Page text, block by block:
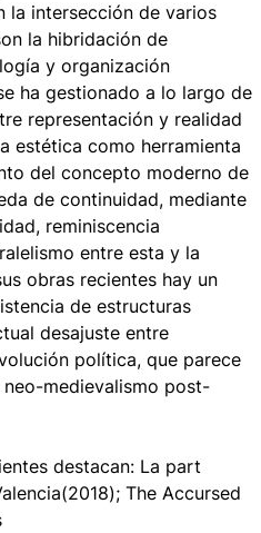
la intersección de varios
la hibridación de
y organización
ha gestionado a lo largo de
representación y realidad
estética como herramienta
del concepto moderno de
de continuidad, mediante
reminiscencia
entre esta y la
obras recientes hay un
de estructuras
desajuste entre
política, que parece
medievalismo post-
destacan: La part
The Accursed